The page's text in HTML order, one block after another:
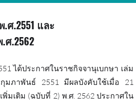
.2551 และ
.2562
ได้ประกาศในราชกิจจานุเบกษา เล่ม
ภาพันธ์ 2551 มีผลบังคับใช้เมื่อ 21
มเติม (ฉบับที่ 2) พ.ศ. 2562 ประกาศใน